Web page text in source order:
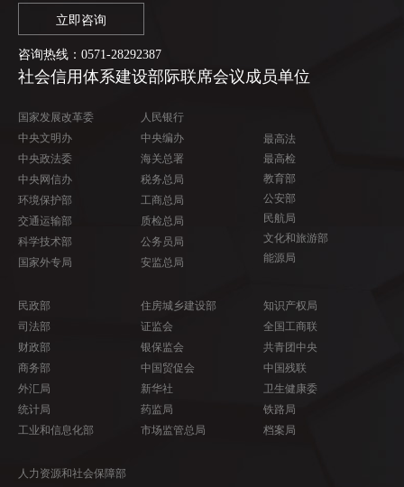
立即咨询
咨询热线： 0571-28292387
社会信用体系建设部际联席会议成员单位
国家发展改革委
中央文明办
中央政法委
中央网信办
环境保护部
交通运输部
科学技术部
国家外专局
人民银行
中央编办
海关总署
税务总局
工商总局
质检总局
公务员局
安监总局
最高法
最高检
教育部
公安部
民航局
文化和旅游部
能源局
民政部
司法部
财政部
商务部
外汇局
统计局
工业和信息化部
住房城乡建设部
证监会
银保监会
中国贸促会
新华社
药监局
市场监管总局
知识产权局
全国工商联
共青团中央
中国残联
卫生健康委
铁路局
档案局
人力资源和社会保障部